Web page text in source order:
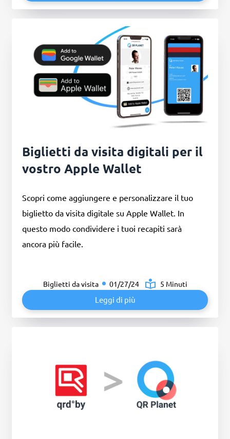
Biglietti da visita digitali per il
vostro Apple Wallet
Scopri come aggiungere e personalizzare il tuo
biglietto da visita digitale su Apple Wallet. In
questo modo condividere i tuoi recapiti sarà
ancora più facile.
Biglietti da visita 01/27/24 5 Minuti
Leggi di più